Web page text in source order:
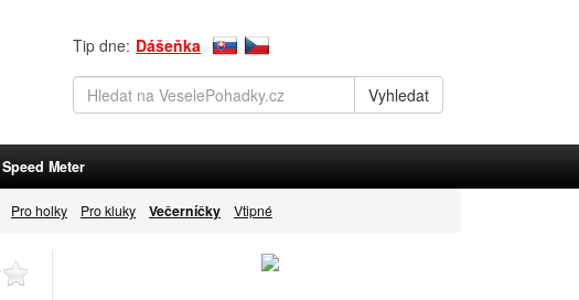
Tip dne: Dášeňka
Speed Meter
Pro holky Pro kluky Večerníčky Vtipné